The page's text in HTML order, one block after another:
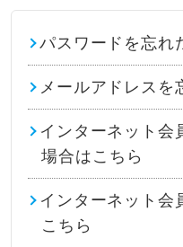
パスワードを忘れ
メールアドレスを
インターネット会
場合はこちら
インターネット会
こちら